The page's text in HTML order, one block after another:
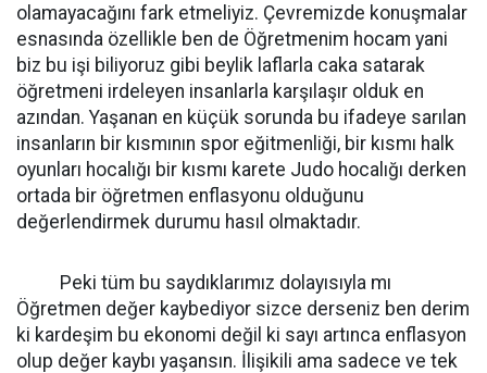
olamayacağını fark etmeliyiz. Çevremizde konuşmalar
esnasında özellikle ben de Öğretmenim hocam yani
biz bu işi biliyoruz gibi beylik laflarla caka satarak
öğretmeni irdeleyen insanlarla karşılaşır olduk en
azından. Yaşanan en küçük sorunda bu ifadeye sarılan
insanların bir kısmının spor eğitmenliği, bir kısmı halk
oyunları hocalığı bir kısmı karete Judo hocalığı derken
ortada bir öğretmen enflasyonu olduğunu
değerlendirmek durumu hasıl olmaktadır.
Peki tüm bu saydıklarımız dolayısıyla mı
Öğretmen değer kaybediyor sizce derseniz ben derim
ki kardeşim bu ekonomi değil ki sayı artınca enflasyon
olup değer kaybı yaşansın. İlişikili ama sadece ve tek